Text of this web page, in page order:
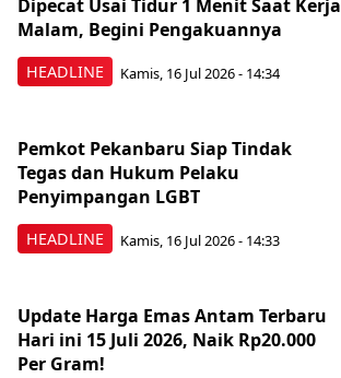
HEADLINE
Dipecat Usai Tidur 1 Menit Saat Kerja
Malam, Begini Pengakuannya
Kamis, 16 Jul 2026 - 14:34
HEADLINE
Pemkot Pekanbaru Siap Tindak
Tegas dan Hukum Pelaku
Penyimpangan LGBT
Kamis, 16 Jul 2026 - 14:33
Update Harga Emas Antam Terbaru
Hari ini 15 Juli 2026, Naik Rp20.000
Per Gram!